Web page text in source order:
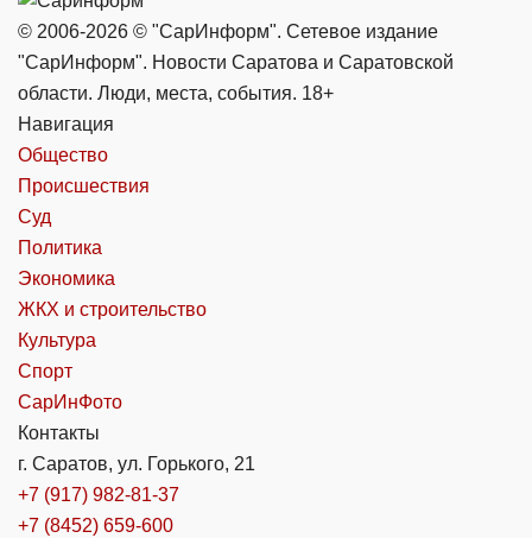
© 2006-2026 © "СарИнформ". Сетевое издание
"СарИнформ". Новости Саратова и Саратовской
области. Люди, места, события. 18+
Навигация
Общество
Происшествия
Суд
Политика
Экономика
ЖКХ и строительство
Культура
Спорт
СарИнФото
Контакты
г. Саратов, ул. Горького, 21
+7 (917) 982-81-37
+7 (8452) 659-600